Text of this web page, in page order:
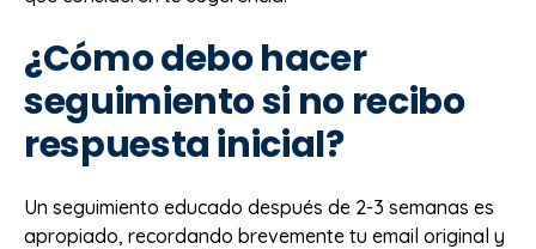
¿Cómo debo hacer
seguimiento si no recibo
respuesta inicial?
Un seguimiento educado después de 2-3 semanas es
apropiado, recordando brevemente tu email original y